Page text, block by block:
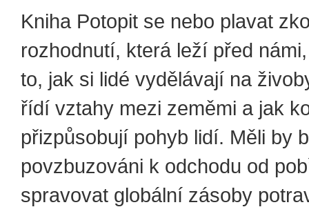
Kniha Potopit se nebo plavat
rozhodnutí, která leží před
to, jak si lidé vydělávají na
řídí vztahy mezi zeměmi a jak
přizpůsobují pohyb lidí. Měli by
povzbuzováni k odchodu od
spravovat globální zásoby